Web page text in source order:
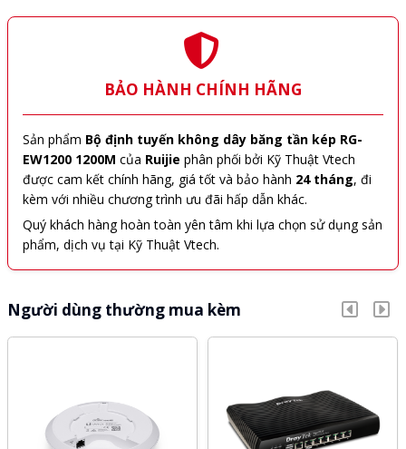
BẢO HÀNH CHÍNH HÃNG
Sản phẩm Bộ định tuyến không dây băng tần kép RG-
EW1200 1200M của Ruijie phân phối bởi Kỹ Thuật Vtech
được cam kết chính hãng, giá tốt và bảo hành 24 tháng, đi
kèm với nhiều chương trình ưu đãi hấp dẫn khác.
Quý khách hàng hoàn toàn yên tâm khi lựa chọn sử dụng sản
phẩm, dịch vụ tại Kỹ Thuật Vtech.
Người dùng thường mua kèm